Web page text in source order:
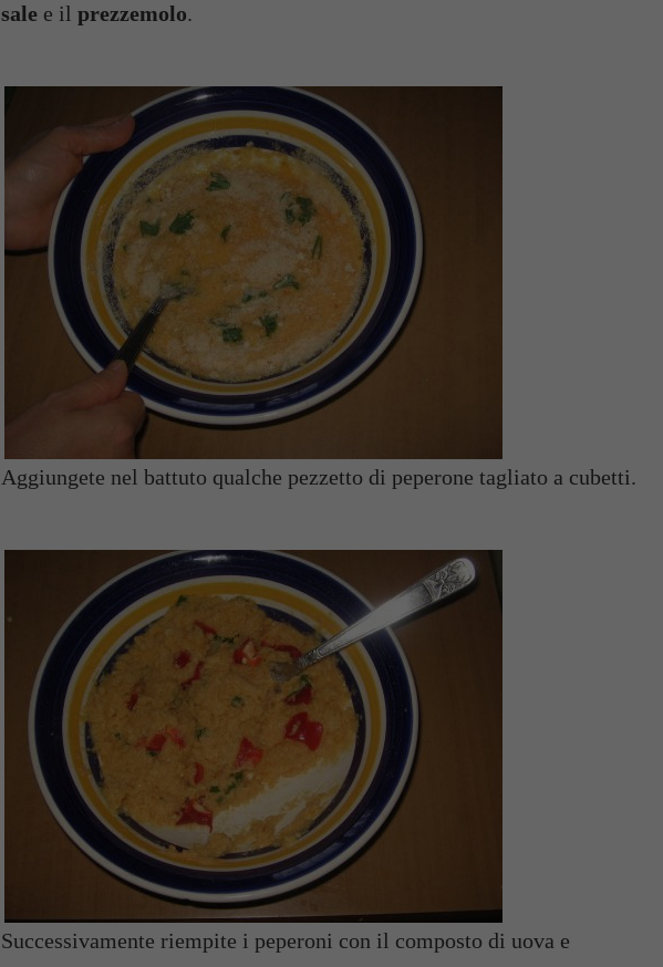
sale e il prezzemolo.
Aggiungete nel battuto qualche pezzetto di peperone tagliato a cubetti.
Successivamente riempite i peperoni con il composto di uova e